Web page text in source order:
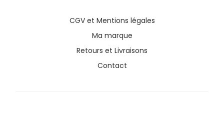
CGVet Mentions légales
Ma marque
Retours et Livraisons
Contact